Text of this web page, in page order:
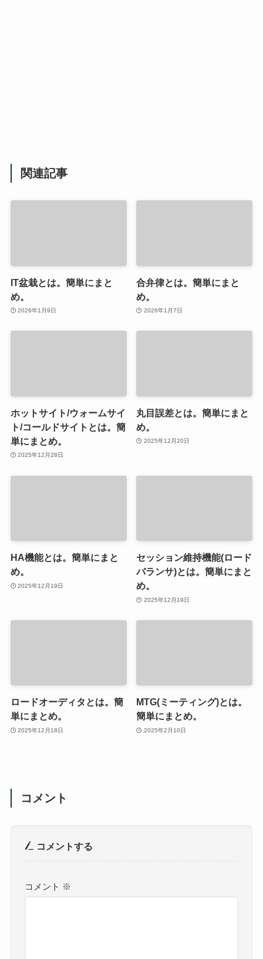
関連記事
IT盆栽とは。簡単にまと
め。
2026年1月9日
合弁律とは。簡単にまと
め。
2026年1月7日
ホットサイト/ウォームサイ
ト/コールドサイトとは。簡
単にまとめ。
2025年12月28日
丸目誤差とは。簡単にまと
め。
2025年12月20日
HA機能とは。簡単にまと
め。
2025年12月19日
セッション維持機能(ロード
バランサ)とは。簡単にまと
め。
2025年12月19日
ロードオーディタとは。簡
単にまとめ。
2025年12月18日
MTG(ミーティング)とは。
簡単にまとめ。
2025年2月10日
コメント
コメントする
コメント ※